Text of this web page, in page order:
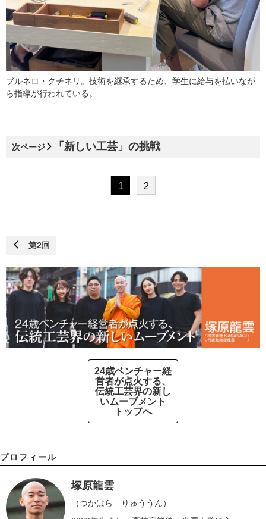
ブルネロ・クチネリ。技術を継承するため、学生に給与を払いなが
ら指導が行われている。
次ページ 「新しい工芸」の挑戦
1 2
第2回
24歳ベンチャー経
営者が点火する、
伝統工芸界の新し
いムーブメント
トップへ
プロフィール
塚原龍雲
（つかはら りゅううん）